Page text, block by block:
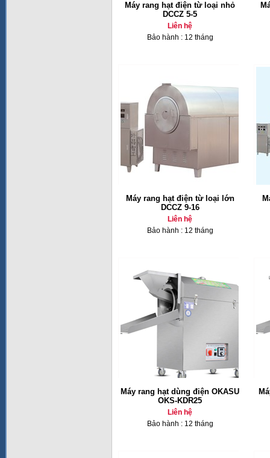
Máy rang hạt điện từ loại nhỏ
DCCZ 5-5
Liên hệ
Bảo hành : 12 tháng
Máy rang hạt điện từ loại lớn
DCCZ 9-16
Liên hệ
Bảo hành : 12 tháng
Máy rang hạt dùng điện OKASU
OKS-KDR25
Liên hệ
Bảo hành : 12 tháng